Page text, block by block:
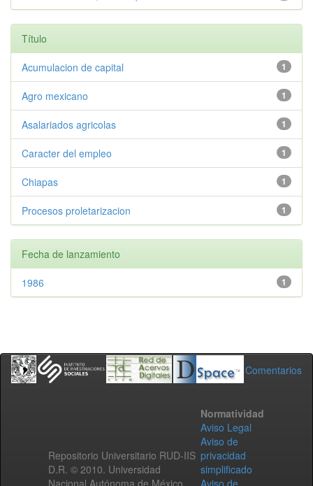
Título
1
Acumulacion de capital
1
Agro mexicano
1
Asalariados agricolas
1
Caracter del empleo
1
Chiapas
1
Procesos proletarizacion
Fecha de lanzamiento
1
1986
Comentarios
Repositorio Universitario RUD-IIS
D.R. © 2010. Universidad
Nacional Autónoma de México.
Normatividad
Aviso Legal
Aviso de
privacidad
simplificado
Aviso de